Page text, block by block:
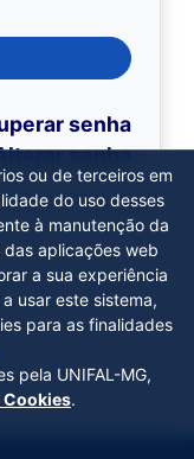
senha
senha
ou de terceiros em
do uso desses
à manutenção da
aplicações web
a sua experiência
usar este sistema,
para as finalidades
pela UNIFAL-MG,
Cookies.